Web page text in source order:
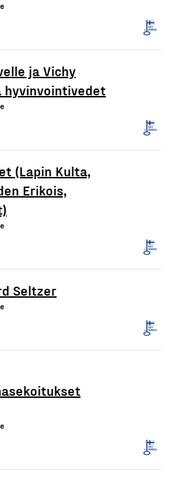
ja Vichy
hyvinvointivedet
(Lapin Kulta,
Erikois,
Seltzer